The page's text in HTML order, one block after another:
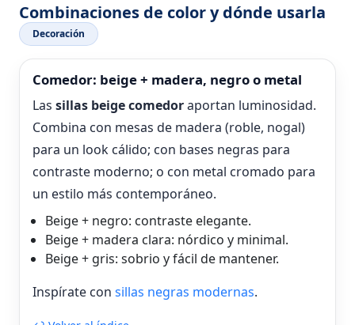
Combinaciones de color y dónde usarla
Decoración
Comedor: beige + madera, negro o metal
Las sillas beige comedoraportan luminosidad.
Combina con mesas de madera (roble, nogal)
para un look cálido; con bases negras para
contraste moderno; o con metal cromado para
un estilo más contemporáneo.
Beige + negro: contraste elegante.
Beige + madera clara: nórdico y minimal.
Beige + gris: sobrio y fácil de mantener.
Inspírate con sillas negras modernas.